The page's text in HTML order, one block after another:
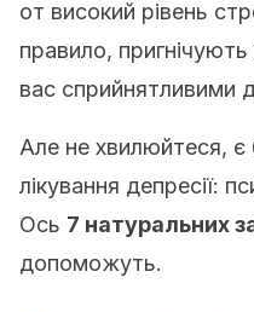
от високий рівень
правило,
вас сприйнятливими
Але не хвилюйтеся, є
лікування депресії:
Ось 7 натуральних
допоможуть.